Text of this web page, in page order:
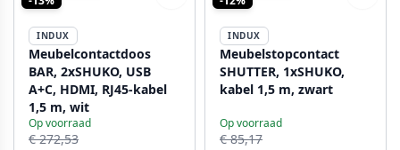
INDUX
Meubelcontactdoos
BAR, 2xSHUKO, USB
A+C, HDMI, RJ45-kabel
1,5 m, wit
Op voorraad
€ 272,53
INDUX
Meubelstopcontact
SHUTTER, 1xSHUKO,
kabel 1,5 m, zwart
Op voorraad
€ 85,17